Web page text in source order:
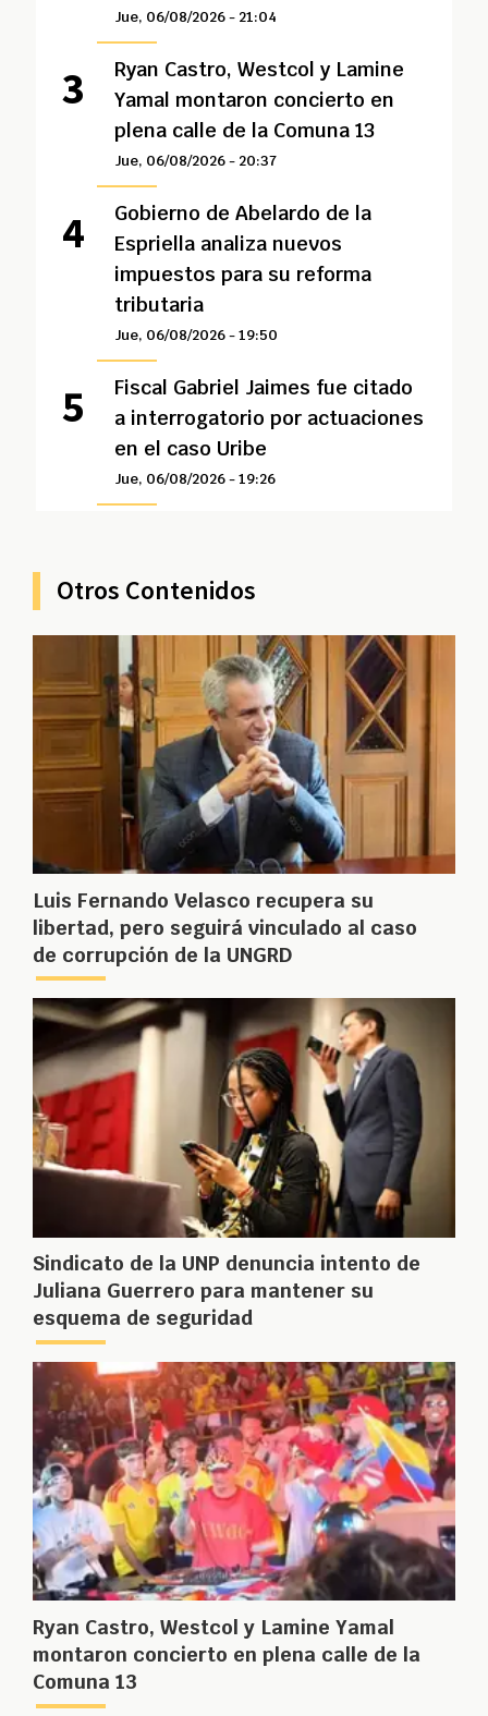
Jue, 06/08/2026 - 21:04
Ryan Castro, Westcol y Lamine
Yamal montaron concierto en
plena calle de la Comuna 13
Jue, 06/08/2026 - 20:37
Gobierno de Abelardo de la
Espriella analiza nuevos
impuestos para su reforma
tributaria
Jue, 06/08/2026 - 19:50
Fiscal Gabriel Jaimes fue citado
a interrogatorio por actuaciones
en el caso Uribe
Jue, 06/08/2026 - 19:26
Otros Contenidos
Luis Fernando Velasco recupera su
libertad, pero seguirá vinculado al caso
de corrupción de la UNGRD
Sindicato de la UNP denuncia intento de
Juliana Guerrero para mantener su
esquema de seguridad
Ryan Castro, Westcol y Lamine Yamal
montaron concierto en plena calle de la
Comuna 13